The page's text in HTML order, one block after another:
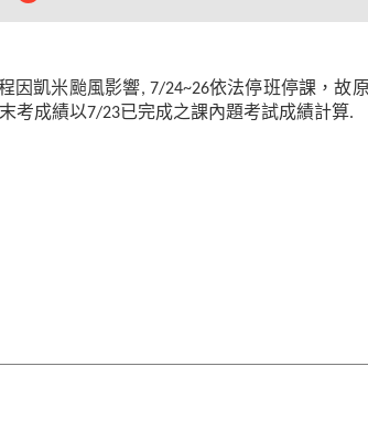
因凱米颱風影響, 7/24~26依法停班停課，故
考成績以7/23已完成之課內題考試成績計算.